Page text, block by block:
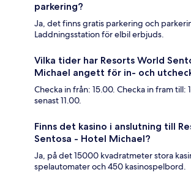
parkering?
Ja, det finns gratis parkering och
Laddningsstation för elbil erbjuds.
Vilka tider har Resorts World
Michael angett för in- och
Checka in från: 15.00. Checka in fram till:
senast 11.00.
Finns det kasino i anslutning till
Sentosa - Hotel Michael?
Ja, på det 15000 kvadratmeter stora
spelautomater och 450 kasinospelbord.